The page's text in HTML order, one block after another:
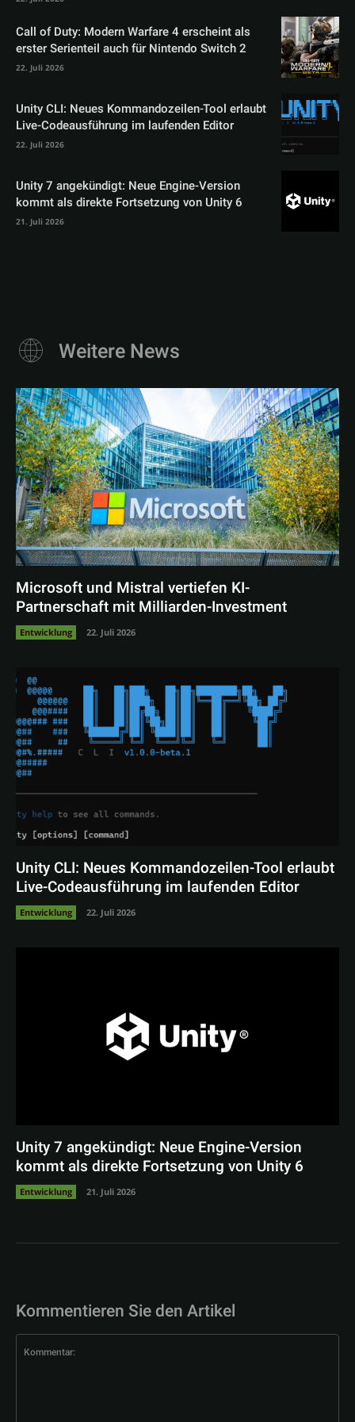
Call of Duty: Modern Warfare 4 erscheint als
erster Serienteil auch für Nintendo Switch 2
22. Juli 2026
Unity CLI: Neues Kommandozeilen-Tool erlaubt
Live-Codeausführung im laufenden Editor
22. Juli 2026
Unity 7 angekündigt: Neue Engine-Version
kommt als direkte Fortsetzung von Unity 6
21. Juli 2026
Weitere News
Microsoft und Mistral vertiefen KI-
Partnerschaft mit Milliarden-Investment
Entwicklung 22. Juli 2026
Unity CLI: Neues Kommandozeilen-Tool erlaubt
Live-Codeausführung im laufenden Editor
Entwicklung 22. Juli 2026
Unity 7 angekündigt: Neue Engine-Version
kommt als direkte Fortsetzung von Unity 6
Entwicklung 21. Juli 2026
Kommentieren Sie den Artikel